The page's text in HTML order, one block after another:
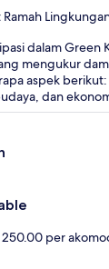
dalam Green
mengukur
aspek
dan
250.00 per